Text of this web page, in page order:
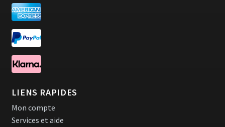
LIENS RAPIDES
Mon compte
Services et aide